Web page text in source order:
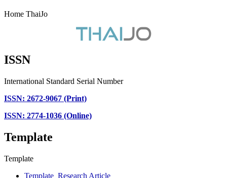
Home ThaiJo
ISSN
International Standard Serial Number
ISSN: 2672-9067 (Print)
ISSN: 2774-1036 (Online)
Template
Template
Template_Research Article